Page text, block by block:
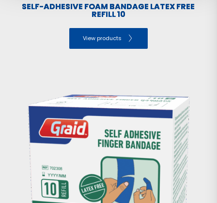
SELF-ADHESIVE FOAM BANDAGE LATEX FREE
REFILL 10
View products